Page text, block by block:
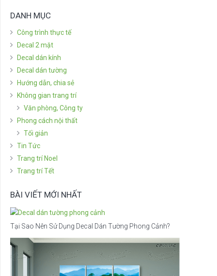
DANH MỤC
Công trình thực tế
Decal 2 mặt
Decal dán kính
Decal dán tường
Hướng dẫn, chia sẻ
Không gian trang trí
Văn phòng, Công ty
Phong cách nội thất
Tối giản
Tin Tức
Trang trí Noel
Trang trí Tết
BÀI VIẾT MỚI NHẤT
Tại Sao Nên Sử Dụng Decal Dán Tường Phong Cảnh?